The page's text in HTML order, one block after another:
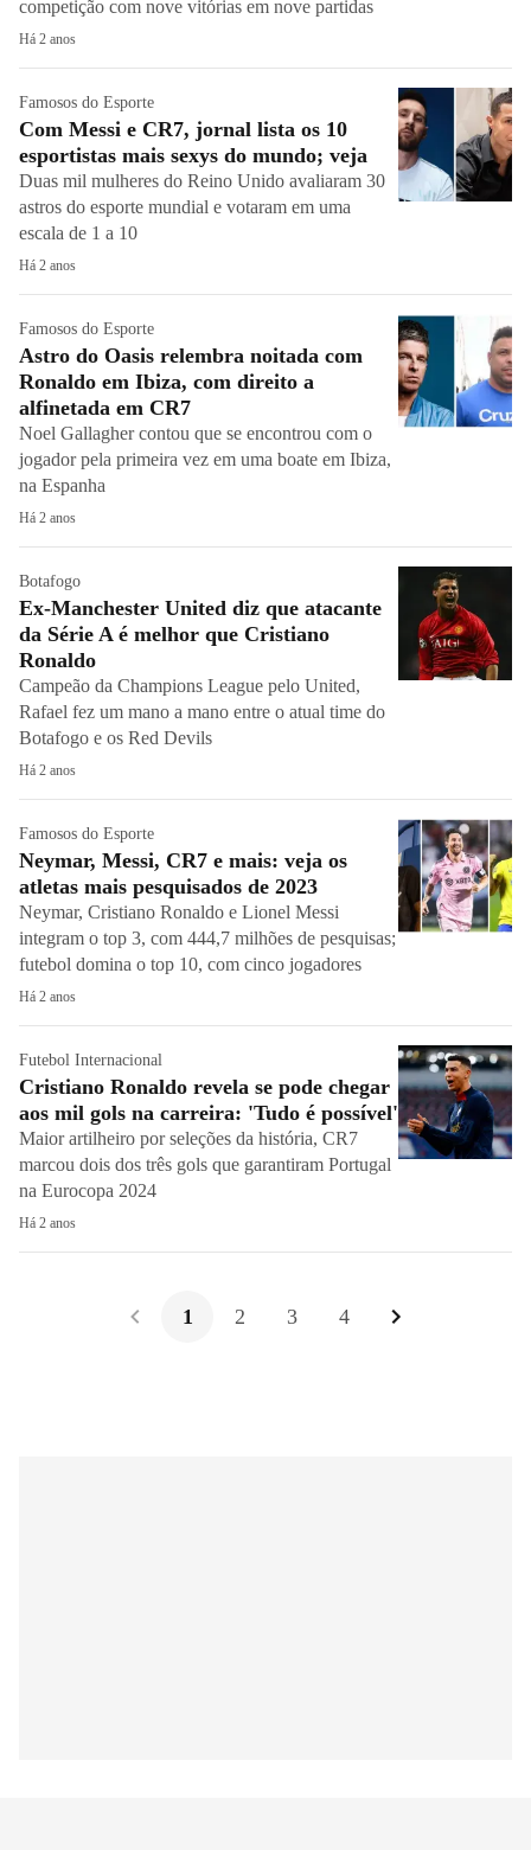
competição com nove vitórias em nove partidas
Há 2 anos
Famosos do Esporte
Com Messi e CR7, jornal lista os 10
esportistas mais sexys do mundo; veja
Duas mil mulheres do Reino Unido avaliaram 30
astros do esporte mundial e votaram em uma
escala de 1 a 10
Há 2 anos
Famosos do Esporte
Astro do Oasis relembra noitada com
Ronaldo em Ibiza, com direito a
alfinetada em CR7
Noel Gallagher contou que se encontrou com o
jogador pela primeira vez em uma boate em Ibiza,
na Espanha
Há 2 anos
Botafogo
Ex-Manchester United diz que atacante
da Série A é melhor que Cristiano
Ronaldo
Campeão da Champions League pelo United,
Rafael fez um mano a mano entre o atual time do
Botafogo e os Red Devils
Há 2 anos
Famosos do Esporte
Neymar, Messi, CR7 e mais: veja os
atletas mais pesquisados de 2023
Neymar, Cristiano Ronaldo e Lionel Messi
integram o top 3, com 444,7 milhões de pesquisas;
futebol domina o top 10, com cinco jogadores
Há 2 anos
Futebol Internacional
Cristiano Ronaldo revela se pode chegar
aos mil gols na carreira: 'Tudo é possível'
Maior artilheiro por seleções da história, CR7
marcou dois dos três gols que garantiram Portugal
na Eurocopa 2024
Há 2 anos
1 2 3 4